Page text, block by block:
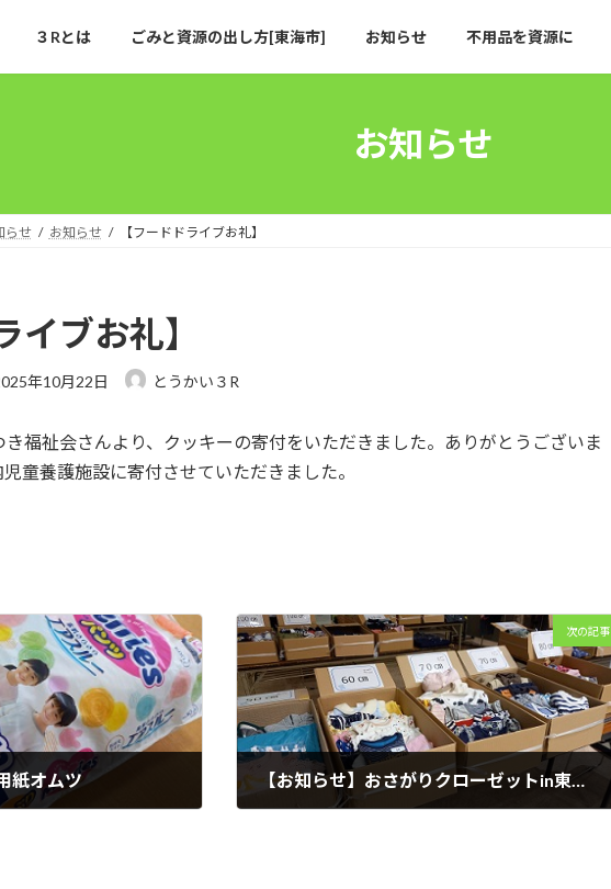
３Rとは ごみと資源の出し方[東海市] お知らせ 不用品を資源に
お知らせ
らせ お知らせ 【フードドライブお礼】
イブお礼】
時
年10月22日 とうかい３R
福祉会さんより、クッキーの寄付をいただきました。ありがとうございま
童養護施設に寄付させていただきました。
紙オムツ
次の記事
【お知らせ】おさがりクローゼットin東海秋まつり、ぜひご来場ください